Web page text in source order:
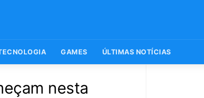
GAMES ÚLTIMAS NOTÍCIAS
nesta